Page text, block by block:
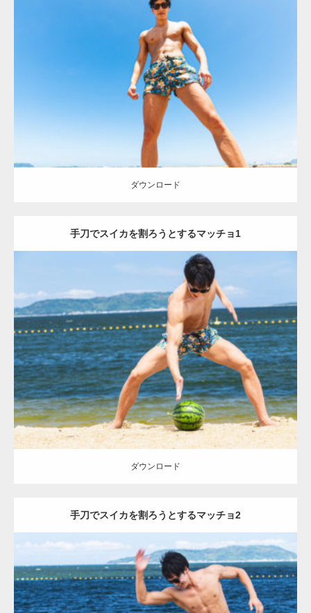
Update:2021.07.1
オレンジの人 AKIHITO(細マッチョ)
ダウンロード
ダウンロード
手刀でスイカを割ろうとするマッチョ1
Update:2021.07.8
Category:海のマッチョ オレンジの人 AKIHITO(細マッチョ) 肩 脚 上
腕二頭筋 上腕三頭筋 手刀マッチョ
ダウンロード
ダウンロード
手刀でスイカを割ろうとするマッチョ2
Update:2021.07.8